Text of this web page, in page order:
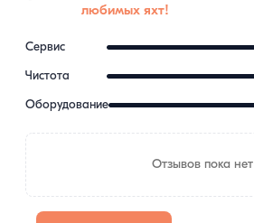
любимых яхт!
Сервис
Чистота
Оборудование
Отзывов пока нет